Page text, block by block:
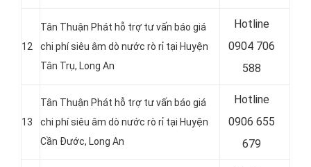
12
Tân Thuận Phát hỗ trợ tư vấn báo giá
chi phí siêu âm dò nước rò rỉ tại Huyện
Tân Trụ, Long An
Hotline
0904 706
588
13
Tân Thuận Phát hỗ trợ tư vấn báo giá
chi phí siêu âm dò nước rò rỉ tại Huyện
Cần Đước, Long An
Hotline
0906 655
679